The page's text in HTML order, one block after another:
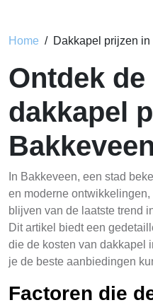
Home Dakkapel prijzen
Ontdek de
dakkapel
Bakkeveen
In Bakkeveen, een stad
en moderne
blijven van de laatste trend
Dit artikel biedt een
die de kosten van dakkapel
je de beste aanbiedingen
Factoren die